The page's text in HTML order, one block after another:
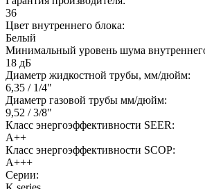
36
Цвет внутреннего блока:
Белый
Минимальный уровень шума
18 дБ
Диаметр жидкостной трубы, мм/дюйм:
6,35 / 1/4"
Диаметр газовой трубы мм/дюйм:
9,52 / 3/8"
Класс энергоэффективности SEER:
A++
Класс энергоэффективности SCOP:
A+++
Серии: